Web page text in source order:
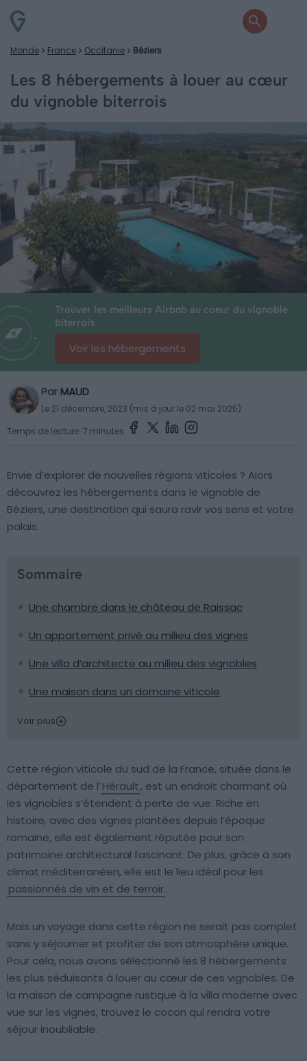
Monde France Occitanie Béziers
Les 8 hébergements à louer au cœur
du vignoble biterrois
Trouver les meilleurs Airbnb au coeur du vignoble
biterrois
Voir les hébergements
Par MAUD
Le 21 décembre, 2023 (mis à jour le 02 mai 2025)
Temps de lecture: 7 minutes
Envie d’explorer de nouvelles régions viticoles ? Alors
découvrez les hébergements dans le vignoble de
Béziers, une destination qui saura ravir vos sens et votre
palais.
Sommaire
Une chambre dans le château de Raissac
Un appartement privé au milieu des vignes
Une villa d’architecte au milieu des vignobles
Une maison dans un domaine viticole
Voir plus
Cette région viticole du sud de la France, située dans le
département de l’Hérault, est un endroit charmant où
les vignobles s’étendent à perte de vue. Riche en
histoire, avec des vignes plantées depuis l’époque
romaine, elle est également réputée pour son
patrimoine architectural fascinant. De plus, grâce à son
climat méditerranéen, elle est le lieu idéal pour les
passionnés de vin et de terroir.
Mais un voyage dans cette région ne serait pas complet
sans y séjourner et profiter de son atmosphère unique.
Pour cela, nous avons sélectionné les 8 hébergements
les plus séduisants à louer au cœur de ces vignobles. De
la maison de campagne rustique à la villa moderne avec
vue sur les vignes, trouvez le cocon qui rendra votre
séjour inoubliable.